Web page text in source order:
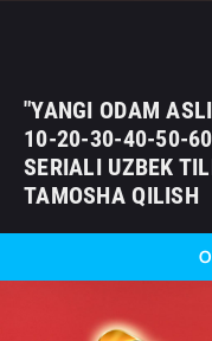
"YANGI ODAM
10-20-30-40-50-
SERIALI UZBEK
TAMOSHA QILISH